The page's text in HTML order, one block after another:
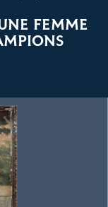
FEMME